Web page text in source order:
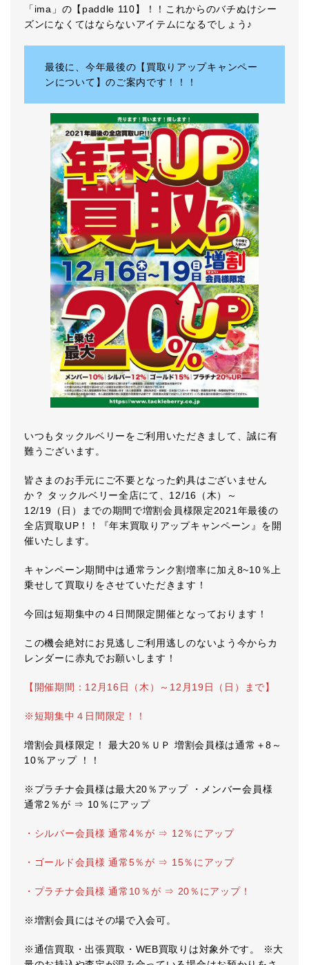
「ima」の【paddle 110】！！これからのバチぬけシー
ズンになくてはならないアイテムになるでしょう♪
最後に、今年最後の【買取りアップキャンペー
ンについて】のご案内です！！！
いつもタックルベリーをご利用いただきまして、誠に有
難うございます。
皆さまのお手元にご不要となった釣具はございません
か？ タックルベリー全店にて、12/16（木）～
12/19（日）までの期間で増割会員様限定2021年最後の
全店買取UP！！『年末買取りアップキャンペーン』を開
催いたします。
キャンペーン期間中は通常ランク割増率に加え8~10％上
乗せして買取りをさせていただきます！
今回は短期集中の４日間限定開催となっております！
この機会絶対にお見逃しご利用逃しのないよう今からカ
レンダーに赤丸でお願いします！
【開催期間：12月16日（木）～12月19日（日）まで】
※短期集中４日間限定！！
増割会員様限定！ 最大20％ＵＰ 増割会員様は通常＋8～
10％アップ ！！
※プラチナ会員様は最大20％アップ ・メンバー会員様
通常2％が ⇒ 10％にアップ
・シルバー会員様 通常4％が ⇒ 12％にアップ
・ゴールド会員様 通常5％が ⇒ 15％にアップ
・プラチナ会員様 通常10％が ⇒ 20％にアップ！
※増割会員にはその場で入会可。
※通信買取・出張買取・WEB買取りは対象外です。 ※大